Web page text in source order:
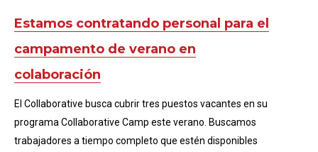
Estamos contratando personal para el
campamento de verano en
colaboración
El Collaborative busca cubrir tres puestos vacantes en su
programa Collaborative Camp este verano. Buscamos
trabajadores a tiempo completo que estén disponibles